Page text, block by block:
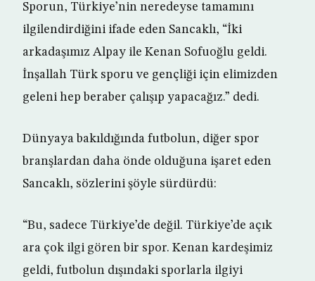
Sporun, Türkiye’nin neredeyse tamamını
ilgilendirdiğini ifade eden Sancaklı, “İki
arkadaşımız Alpay ile Kenan Sofuoğlu geldi.
İnşallah Türk sporu ve gençliği için elimizden
geleni hep beraber çalışıp yapacağız.” dedi.
Dünyaya bakıldığında futbolun, diğer spor
branşlardan daha önde olduğuna işaret eden
Sancaklı, sözlerini şöyle sürdürdü:
“Bu, sadece Türkiye’de değil. Türkiye’de açık
ara çok ilgi gören bir spor. Kenan kardeşimiz
geldi, futbolun dışındaki sporlarla ilgiyi